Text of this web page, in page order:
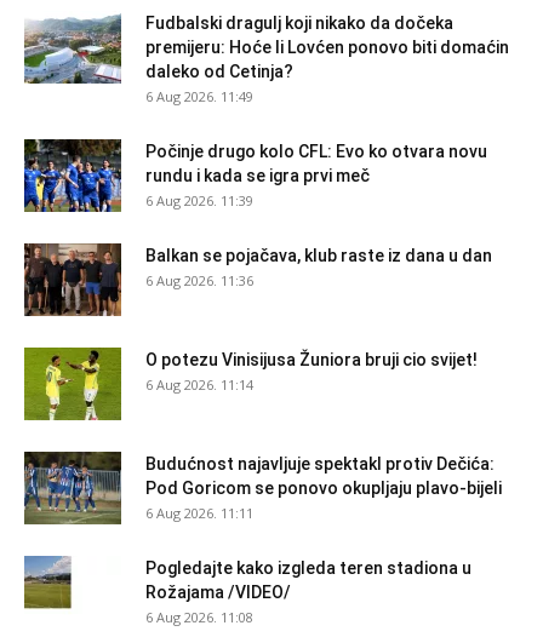
Fudbalski dragulj koji nikako da dočeka
premijeru: Hoće li Lovćen ponovo biti domaćin
daleko od Cetinja?
6 Aug 2026. 11:49
Počinje drugo kolo CFL: Evo ko otvara novu
rundu i kada se igra prvi meč
6 Aug 2026. 11:39
Balkan se pojačava, klub raste iz dana u dan
6 Aug 2026. 11:36
O potezu Vinisijusa Žuniora bruji cio svijet!
6 Aug 2026. 11:14
Budućnost najavljuje spektakl protiv Dečića:
Pod Goricom se ponovo okupljaju plavo-bijeli
6 Aug 2026. 11:11
Pogledajte kako izgleda teren stadiona u
Rožajama /VIDEO/
6 Aug 2026. 11:08